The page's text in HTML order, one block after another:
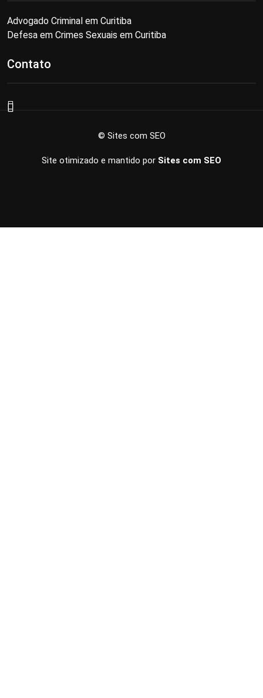
Advogado Criminal em Curitiba
Defesa em Crimes Sexuais em Curitiba
Contato
© Sites com SEO
Site otimizado e mantido por Sites com SEO